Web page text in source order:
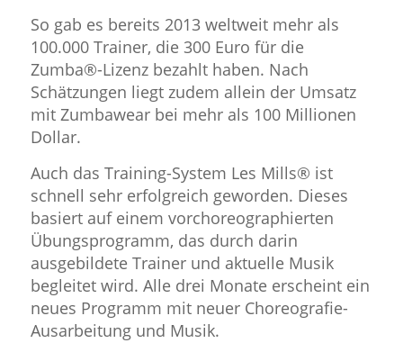
So gab es bereits 2013 weltweit mehr als
100.000 Trainer, die 300 Euro für die
Zumba®-Lizenz bezahlt haben. Nach
Schätzungen liegt zudem allein der Umsatz
mit Zumbawear bei mehr als 100 Millionen
Dollar.
Auch das Training-System Les Mills® ist
schnell sehr erfolgreich geworden. Dieses
basiert auf einem vorchoreographierten
Übungsprogramm, das durch darin
ausgebildete Trainer und aktuelle Musik
begleitet wird. Alle drei Monate erscheint ein
neues Programm mit neuer Choreografie-
Ausarbeitung und Musik.